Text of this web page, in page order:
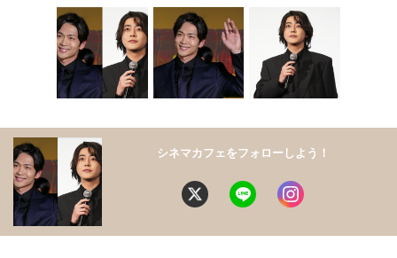
シネマカフェをフォローしよう！